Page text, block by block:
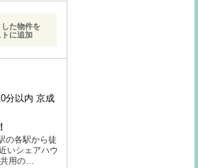
た物件を
に追加
分以内 京成
の各駅から徒
いシェアハウ
共用の…